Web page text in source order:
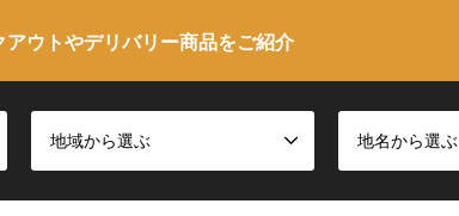
ウトやデリバリー商品をご紹介
地域から選ぶ 地名から選ぶ